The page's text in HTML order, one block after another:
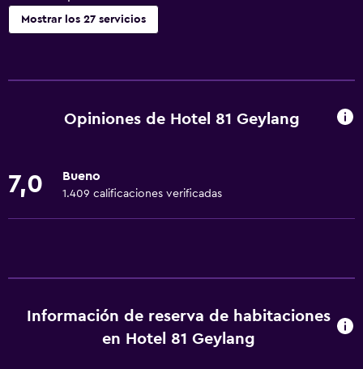
Mostrar los 27 servicios
Wifi gratis
Toallas
Accesibilidad y adecuación
Para no fumadores
Opiniones de Hotel 81 Geylang
7,0 Bueno
1.409 calificaciones verificadas
Información de reserva de habitaciones
en Hotel 81 Geylang